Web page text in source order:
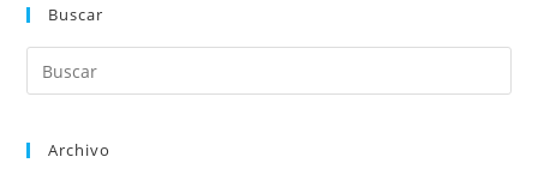
Buscar
Archivo